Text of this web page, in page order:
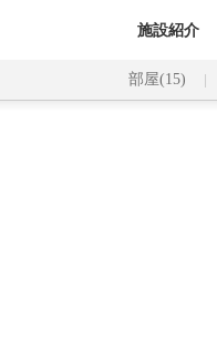
施設紹介
部屋(15)